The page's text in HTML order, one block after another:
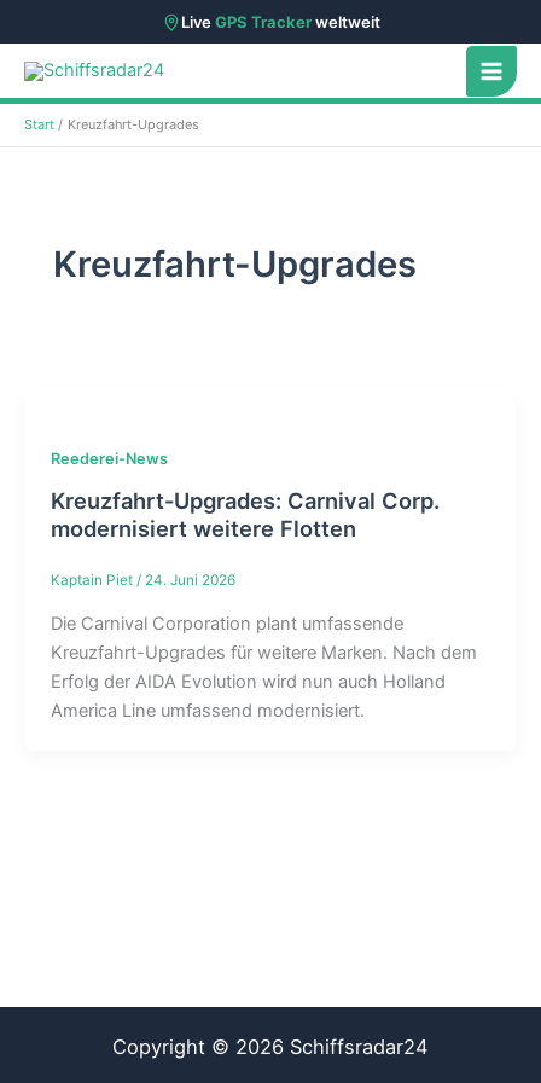
LiveGPS Trackerweltweit
Zum
Inhalt
springen
Start Kreuzfahrt-Upgrades
Kreuzfahrt-Upgrades
Reederei-News
Kreuzfahrt-Upgrades: Carnival Corp.
modernisiert weitere Flotten
Kaptain Piet / 24. Juni 2026
Die Carnival Corporation plant umfassende
Kreuzfahrt-Upgrades für weitere Marken. Nach dem
Erfolg der AIDA Evolution wird nun auch Holland
America Line umfassend modernisiert.
Copyright © 2026 Schiffsradar24